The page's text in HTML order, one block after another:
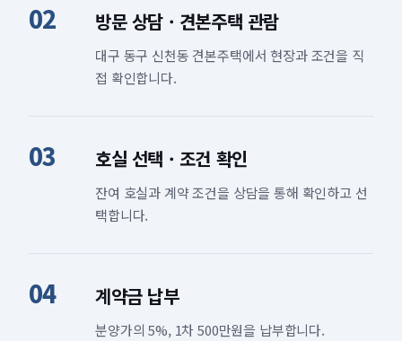
02 방문 상담 · 견본주택 관람
대구 동구 신천동 견본주택에서 현장과 조건을 직
접 확인합니다.
03 호실 선택 · 조건 확인
잔여 호실과 계약 조건을 상담을 통해 확인하고 선
택합니다.
04 계약금 납부
분양가의 5%, 1차 500만원을 납부합니다.